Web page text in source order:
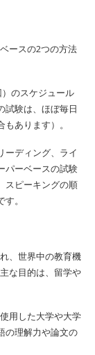
ースの2つの方法
のスケジュール
試験は、ほぼ毎日
あります）。
ーディング、ライ
パーベースの試験
スピーキングの順
。
、世界中の教育機
な目的は、留学や
用した大学や大学
の理解力や論文の